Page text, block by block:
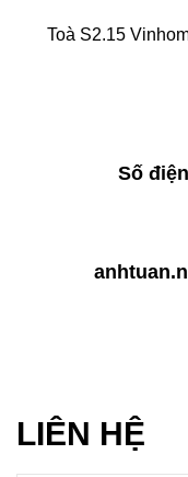
LIÊN HỆ
Toà S2.15
Số